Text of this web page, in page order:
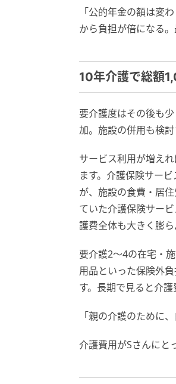
「公的年金の額は変
から負担が倍になる。
10年介護で総額
要介護度はその後も
加。施設の併用も検討
サービス利用が増え
ます。介護保険サー
が、施設の食費・居
ていた介護保険サー
護費全体も大きく膨ら
要介護2〜4の在宅・
用品といった保険外
す。長期で見ると介護
「親の介護のために
介護費用がSさんにと